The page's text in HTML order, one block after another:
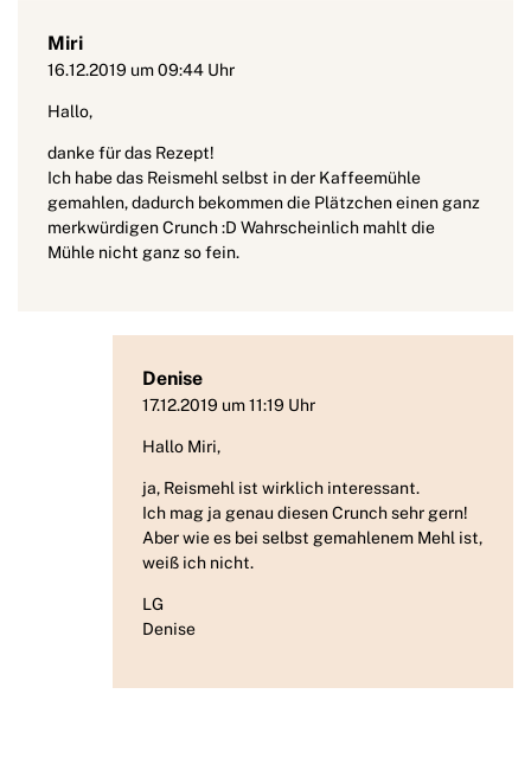
Miri
16.12.2019 um 09:44 Uhr
Hallo,
danke für das Rezept!
Ich habe das Reismehl selbst in der Kaffeemühle
gemahlen, dadurch bekommen die Plätzchen einen ganz
merkwürdigen Crunch :D Wahrscheinlich mahlt die
Mühle nicht ganz so fein.
Denise
17.12.2019 um 11:19 Uhr
Hallo Miri,
ja, Reismehl ist wirklich interessant.
Ich mag ja genau diesen Crunch sehr gern!
Aber wie es bei selbst gemahlenem Mehl ist,
weiß ich nicht.
LG
Denise